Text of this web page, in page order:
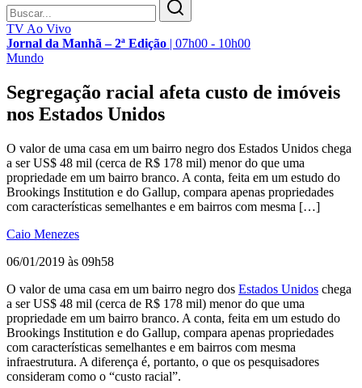
TV Ao Vivo
Jornal da Manhã – 2ª Edição | 07h00 - 10h00
Mundo
Segregação racial afeta custo de imóveis
nos Estados Unidos
O valor de uma casa em um bairro negro dos Estados Unidos chega
a ser US$ 48 mil (cerca de R$ 178 mil) menor do que uma
propriedade em um bairro branco. A conta, feita em um estudo do
Brookings Institution e do Gallup, compara apenas propriedades
com características semelhantes e em bairros com mesma […]
Caio Menezes
06/01/2019 às 09h58
O valor de uma casa em um bairro negro dos Estados Unidos chega
a ser US$ 48 mil (cerca de R$ 178 mil) menor do que uma
propriedade em um bairro branco. A conta, feita em um estudo do
Brookings Institution e do Gallup, compara apenas propriedades
com características semelhantes e em bairros com mesma
infraestrutura. A diferença é, portanto, o que os pesquisadores
consideram como o “custo racial”.